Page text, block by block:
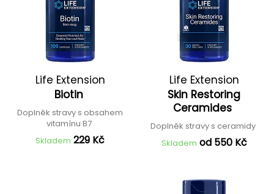
Life Extension
Biotin
Doplněk stravy s obsahem
vitamínu B7
Skladem 229 Kč
Life Extension
Skin Restoring
Ceramides
Doplněk stravy s ceramidy
Skladem od 550 Kč